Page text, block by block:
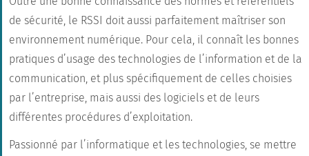
de sécurité, le RSSI doit aussi parfaitement maîtriser son
environnement numérique. Pour cela, il connaît les bonnes
pratiques d’usage des technologies de l’information et de la
communication, et plus spécifiquement de celles choisies
par l’entreprise, mais aussi des logiciels et de leurs
différentes procédures d’exploitation.
Passionné par l’informatique et les technologies, se mettre